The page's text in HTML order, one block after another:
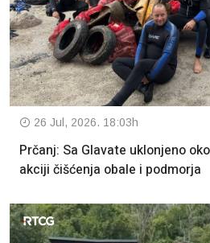
26 Jul, 2026. 18:03h
Prčanj: Sa Glavate uklonjeno
akciji čišćenja obale i podmorja